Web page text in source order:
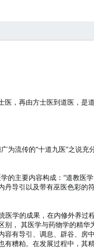
，再由方士医到道医，是
为流传的“十道九医”之说充
的主要内容构成：“道教医
导引以及带有巫医色彩的
学的成果，在内修外养过
， 其医学与药物学的精华
有导引、调息、辟谷、房
糟粕。在发展过程中，其